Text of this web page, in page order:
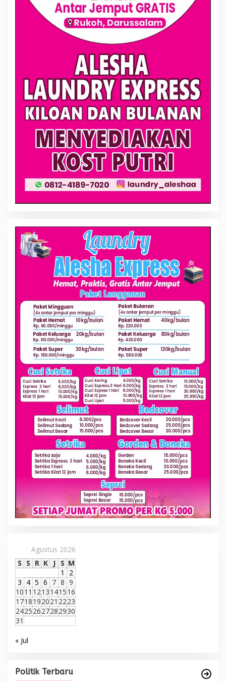
Agustus 2026
S S R K J S M
1
2
3 4 5 6 7 8 9
1011 1213141516
1718192021 2223
24252627282930
31
« Jul
Politik Terbaru